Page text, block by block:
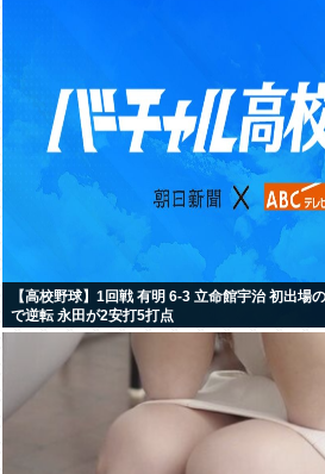
【高校野球】1回戦 有明 6-3 立命館宇治 初出場
で逆転 永田が2安打5打点